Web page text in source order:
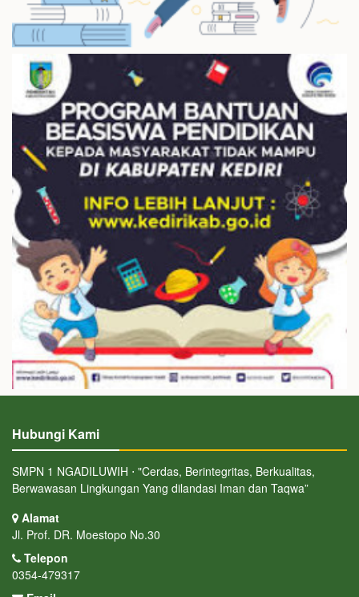
Hubungi Kami
SMPN 1 NGADILUWIH ⋅ "Cerdas, Berintegritas, Berkualitas,
Berwawasan Lingkungan Yang dilandasi Iman dan Taqwa”
Alamat
Jl. Prof. DR. Moestopo No.30
Telepon
0354-479317